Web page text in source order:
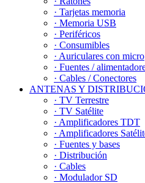
· Tarjetas memoria
· Memoria USB
· Periféricos
· Consumibles
· Auriculares con micro
· Fuentes /
· Cables / Conectores
ANTENAS Y
· TV Terrestre
· TV Satélite
· Amplificadores TDT
· Amplificadores
· Fuentes y bases
· Distribución
· Cables
· Modulador SD